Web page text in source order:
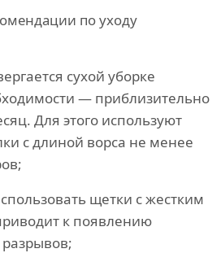
по уходу
сухой уборке
— приблизительно
Для этого используют
с длиной ворса не менее
щетки с жестким
к появлению